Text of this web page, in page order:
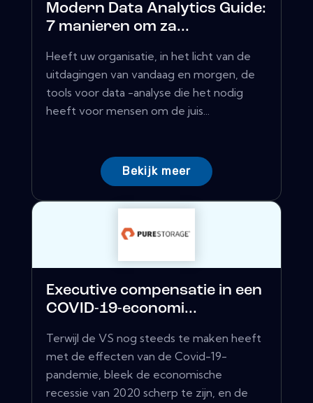
Modern Data Analytics Guide:
7 manieren om za...
Heeft uw organisatie, in het licht van de
uitdagingen van vandaag en morgen, de
tools voor data -analyse die het nodig
heeft voor mensen om de juis...
Bekijk meer
Executive compensatie in een
COVID-19-economi...
Terwijl de VS nog steeds te maken heeft
met de effecten van de Covid-19-
pandemie, bleek de economische
recessie van 2020 scherp te zijn, en de